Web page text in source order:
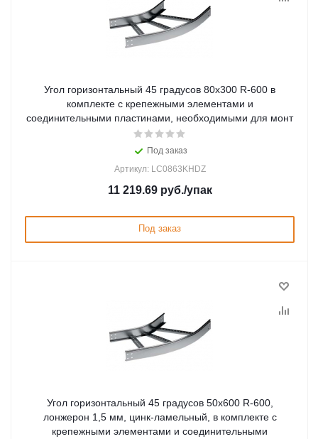
Угол горизонтальный 45 градусов 80x300 R-600 в
комплекте с крепежными элементами и
соединительными пластинами, необходимыми для монт
Под заказ
Артикул: LC0863KHDZ
11 219.69руб./упак
Под заказ
Угол горизонтальный 45 градусов 50x600 R-600,
лонжерон 1,5 мм, цинк-ламельный, в комплекте с
крепежными элементами и соединительными